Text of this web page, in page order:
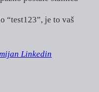
“test123”, je to vaš
Linkedin